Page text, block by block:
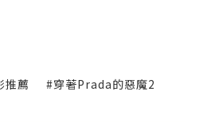
推薦 #穿著Prada的惡魔2